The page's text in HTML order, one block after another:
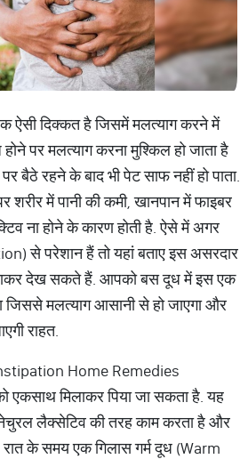
ऐसी दिक्कत है जिसमें मलत्याग करने में
पर मलत्याग करना मुश्किल हो जाता है
बैठे रहने के बाद भी पेट साफ नहीं हो पाता.
में पानी की कमी, खानपान में फाइबर
ना होने के कारण होती है. ऐसे में अगर
से परेशान हैं तो यहां बताए इस असरदार
देख सकते हैं. आपको बस दूध में इस एक
जिससे मलत्याग आसानी से हो जाएगा और
राहत.
Home Remedies
एकसाथ मिलाकर पिया जा सकता है. यह
लैक्सेटिव की तरह काम करता है और
के समय एक गिलास गर्म दूध (Warm